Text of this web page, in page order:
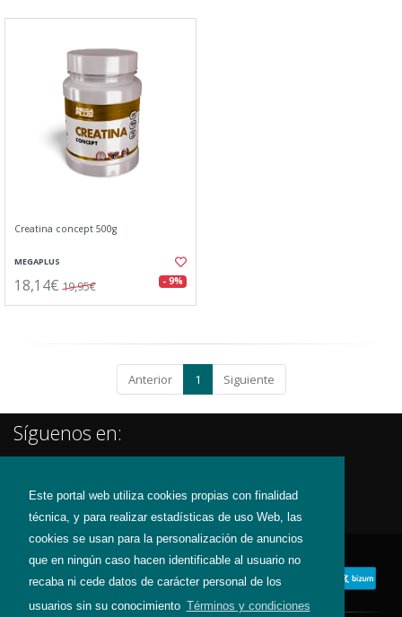
Este portal web utiliza cookies propias con finalidad
técnica, y para realizar estadísticas de uso Web, las
cookies se usan para la personalización de anuncios
que en ningún caso hacen identificable al usuario no
recaba ni cede datos de carácter personal de los
usuarios sin su conocimiento Términos y condiciones
Creatina concept 500g
MEGAPLUS
18,14€ 19,95€ - 9%
Anterior 1 Siguiente
Síguenos en: